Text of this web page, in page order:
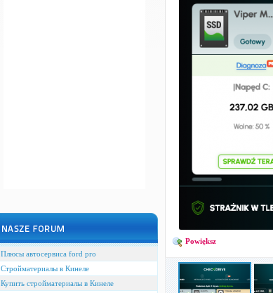
Плюсы автосервиса ford pro
Стройматериалы в Кинеле
Купить стройматериалы в Кинеле
Powiększ